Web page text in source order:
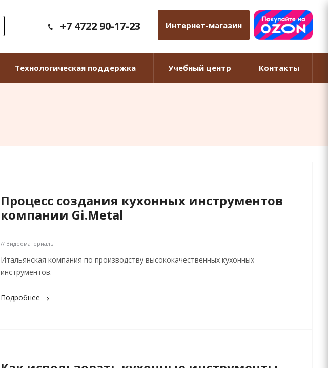
+7 4722 90-17-23 Интернет-магазин
Технологическая поддержка Учебный центр Контакты
Процесс создания кухонных инструментов
компании Gi.Metal
// Видеоматериалы
Итальянская компания по производству высококачественных кухонных
инструментов.
Подробнее